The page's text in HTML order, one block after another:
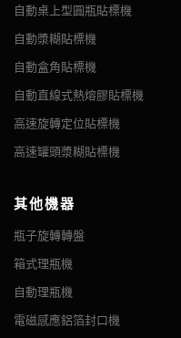
自動桌上型圓瓶貼標機
自動漿糊貼標機
自動盒角貼標機
自動直線式熱熔膠貼標機
高速旋轉定位貼標機
高速罐頭漿糊貼標機
其他機器
瓶子旋轉轉盤
箱式理瓶機
自動理瓶機
電磁感應鋁箔封口機